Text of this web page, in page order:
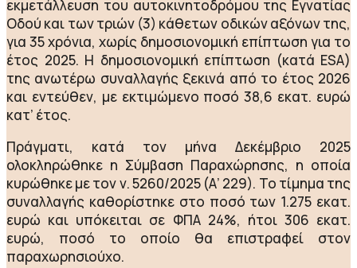
εκμετάλλευση του αυτοκινητοδρόμου της Εγνατίας
Οδού και των τριών (3) κάθετων οδικών αξόνων της,
για 35 χρόνια, χωρίς δημοσιονομική επίπτωση για το
έτος 2025. Η δημοσιονομική επίπτωση (κατά ESA)
της ανωτέρω συναλλαγής ξεκινά από το έτος 2026
και εντεύθεν, με εκτιμώμενο ποσό 38,6 εκατ. ευρώ
κατ’ έτος.
Πράγματι, κατά τον μήνα Δεκέμβριο 2025
ολοκληρώθηκε η Σύμβαση Παραχώρησης, η οποία
κυρώθηκε με τον ν. 5260/2025 (Α’ 229). Το τίμημα της
συναλλαγής καθορίστηκε στο ποσό των 1.275 εκατ.
ευρώ και υπόκειται σε ΦΠΑ 24%, ήτοι 306 εκατ.
ευρώ, ποσό το οποίο θα επιστραφεί στον
παραχωρησιούχο.